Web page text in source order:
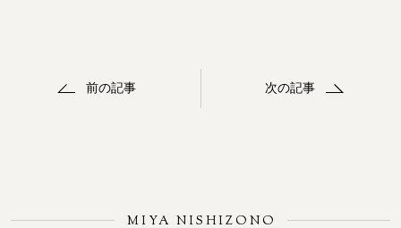
前の記事 次の記事
MIYA NISHIZONO